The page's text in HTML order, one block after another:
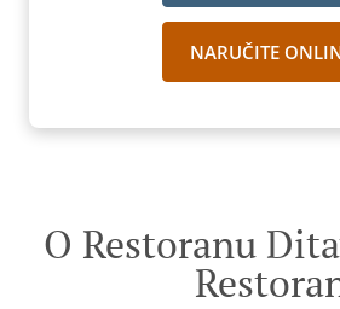
NARUČITE
O Restoranu